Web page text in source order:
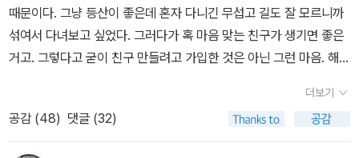
럼 나의 일부로 동반의 길을 가야하는 것인지도 모른다.나라면 혹여
일곱번째 파도를 맞는다 해도 새벽 세시면 여전히 북풍이 불어 들어
올 것 같다. 에미도 여전히 그러면 좋겠다.
설 보지 않으면 된다.얼마전 영화 '전우치'를 재미있게 봤다. 오락영
화, 정말 신나고 통쾌하게 스트레스 풀면 그만인 것을 무언가 내용이
없네, 생각이 없네 하는 것은 오락실 와서 공부할려고 하는 자세랑 뭐
지로 해피엔딩이고 달콤하다. 그러나 그런게 말도 안되고, 여자가 그
렇면 안되지 하면서 읽을 필요는 없다. 가볍게, 그리고 잠시 사랑에 빠
진듯 행복하게 미소지으며 읽을 수 있으면이 책은 이 책으로서의 역
때문이다. 그냥 등산이 좋은데 혼자 다니긴 무섭고 길도 잘 모르니까
섞여서 다녀보고 싶었다. 그러다가 혹 마음 맞는 친구가 생기면 좋은
거고. 그렇다고 굳이 친구 만들려고 가입한 것은 아닌 그런 마음. 해당
산을 오른 뒤 도시락을 나눠 먹는 사진, 큰 양푼에 밥을 비벼 나눠 먹
는 사진들이 보란 듯이 올라와 있었다. 운영자와 몇 명의 리더가 있고
각 리더가 산행 공지를 올리면 참여하고 싶은 날짜에 신청을 하고 따
더보기
공감 (48) 댓글 (32)